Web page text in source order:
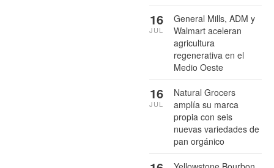
General Mills, ADM y
Walmart aceleran
agricultura
regenerativa en el
Medio Oeste
16
JUL
Natural Grocers
amplía su marca
propia con seis
nuevas variedades de
pan orgánico
16
JUL